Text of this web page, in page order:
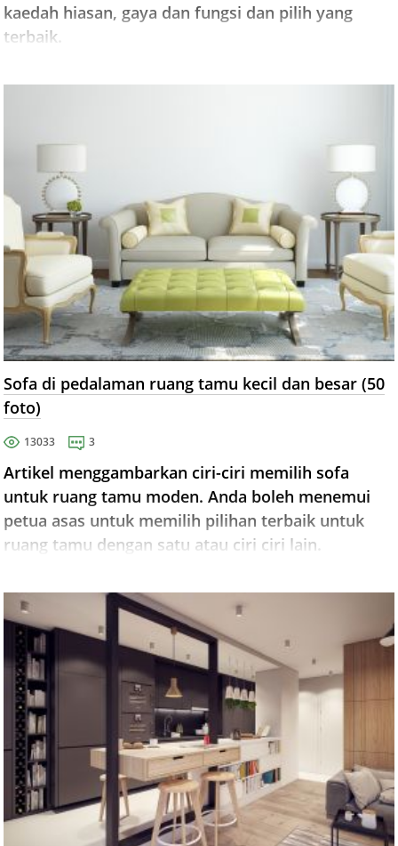
kaedah hiasan, gaya dan fungsi dan pilih yang
terbaik.
Sofa di pedalaman ruang tamu kecil dan besar (50
foto)
13033 3
Artikel menggambarkan ciri-ciri memilih sofa
untuk ruang tamu moden. Anda boleh menemui
petua asas untuk memilih pilihan terbaik untuk
ruang tamu dengan satu atau ciri ciri lain.